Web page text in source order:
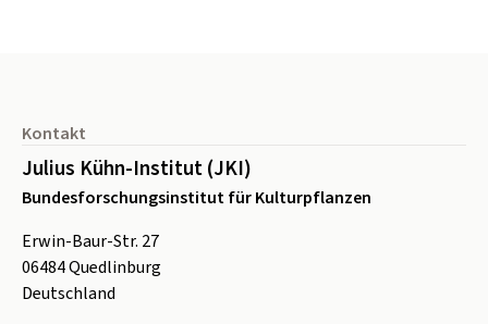
Kontakt
Julius Kühn-Institut (JKI)
Bundesforschungsinstitut für Kulturpflanzen
Erwin-Baur-Str. 27
06484Quedlinburg
Deutschland